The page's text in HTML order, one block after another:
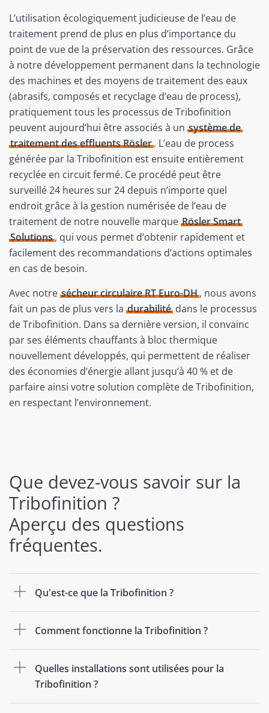
L’utilisation écologiquement judicieuse de l’eau de
traitement prend de plus en plus d’importance du
point de vue de la préservation des ressources. Grâce
à notre développement permanent dans la technologie
des machines et des moyens de traitement des eaux
(abrasifs, composés et recyclage d’eau de process),
pratiquement tous les processus de Tribofinition
peuvent aujourd’hui être associés à un système de
traitement des effluents Rösler. L’eau de process
générée par la Tribofinition est ensuite entièrement
recyclée en circuit fermé. Ce procédé peut être
surveillé 24 heures sur 24 depuis n’importe quel
endroit grâce à la gestion numérisée de l’eau de
traitement de notre nouvelle marque Rösler Smart
Solutions, qui vous permet d’obtenir rapidement et
facilement des recommandations d’actions optimales
en cas de besoin.
Avec notre sécheur circulaire RT Euro-DH, nous avons
fait un pas de plus vers la durabilitédans le processus
de Tribofinition. Dans sa dernière version, il convainc
par ses éléments chauffants à bloc thermique
nouvellement développés, qui permettent de réaliser
des économies d’énergie allant jusqu’à 40 % et de
parfaire ainsi votre solution complète de Tribofinition,
en respectant l’environnement.
Que devez-vous savoir sur la
Tribofinition ?
Aperçu des questions
fréquentes.
Qu'est-ce que la Tribofinition ?
Comment fonctionne la Tribofinition ?
Quelles installations sont utilisées pour la
Tribofinition ?